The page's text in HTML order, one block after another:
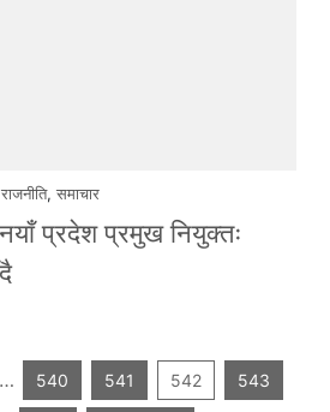
राजनीति,समाचार
प्रदेश प्रमुख नियुक्तः
… 540 541 542 543